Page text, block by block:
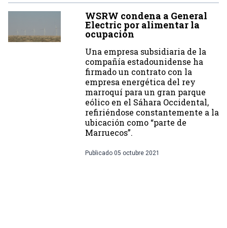
WSRW condena a General
Electric por alimentar la
ocupación
Una empresa subsidiaria de la
compañía estadounidense ha
firmado un contrato con la
empresa energética del rey
marroquí para un gran parque
eólico en el Sáhara Occidental,
refiriéndose constantemente a la
ubicación como “parte de
Marruecos”.
Publicado 05 octubre 2021